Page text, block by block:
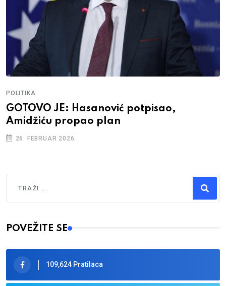
POLITIKA
GOTOVO JE: Hasanović potpisao,
Amidžiću propao plan
26. FEBRUAR 2026.
Type 2 or more characters for results.
POVEŽITE SE
109,624 Pratilaca